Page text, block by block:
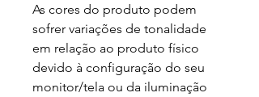
As cores do produto podem
sofrer variações de tonalidade
em relação ao produto físico
devido à configuração do seu
monitor/tela ou da iluminação